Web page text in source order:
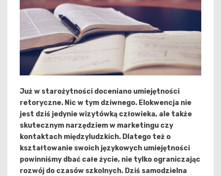
Już w starożytności doceniano umiejętności
retoryczne. Nic w tym dziwnego. Elokwencja nie
jest dziś jedynie wizytówką człowieka, ale także
skutecznym narzędziem w marketingu czy
kontaktach międzyludzkich. Dlatego też o
kształtowanie swoich językowych umiejętności
powinniśmy dbać całe życie, nie tylko ograniczając
rozwój do czasów szkolnych. Dziś samodzielna